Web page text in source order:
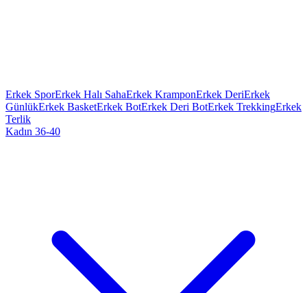
Erkek SporErkek Halı SahaErkek KramponErkek DeriErkek
GünlükErkek BasketErkek BotErkek Deri BotErkek TrekkingErkek
Terlik
Kadın 36-40